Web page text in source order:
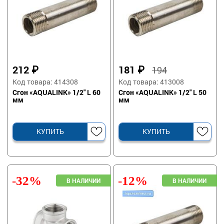
212 ₽
Код товара: 414308
Сгон «AQUALINK» 1/2" L 60
мм
КУПИТЬ
181 ₽194
Код товара: 413008
Сгон «AQUALINK» 1/2" L 50
мм
КУПИТЬ
-32% -12%